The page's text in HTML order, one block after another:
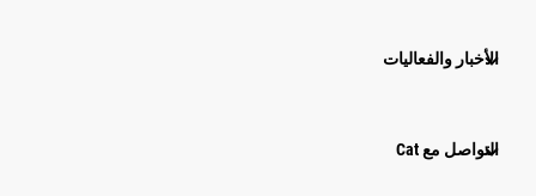
الأخبار والفعاليات
التواصل مع Cat